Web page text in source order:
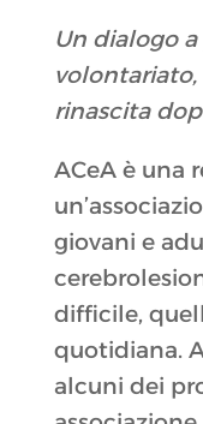
Un dialogo
rinascita
ACeA è una
giovani e
difficile,
quotidiana.
alcuni dei